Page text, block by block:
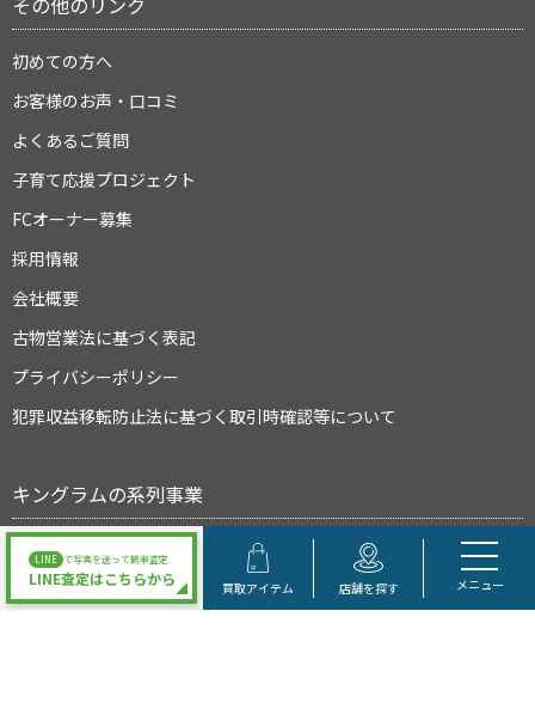
LINE で写真を送って簡単査定
LINE査定はこちらから 買取アイテム 店舗を探す メニュー
初めての方へ
お客様のお声・口コミ
よくあるご質問
子育て応援プロジェクト
FCオーナー募集
採用情報
会社概要
古物営業法に基づく表記
プライバシーポリシー
犯罪収益移転防止法に基づく取引時確認等について
キングラムの系列事業